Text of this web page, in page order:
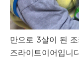
만으로 3살이 된
즈라이트이어입니